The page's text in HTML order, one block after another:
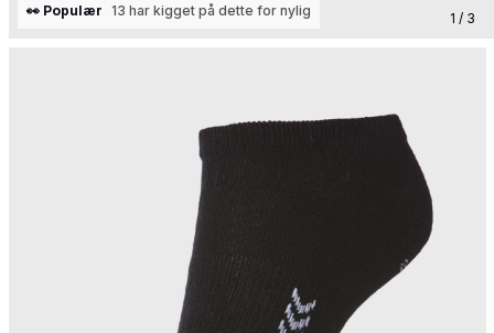
1 / 3
👀 Populær 13 har kigget på dette for nylig